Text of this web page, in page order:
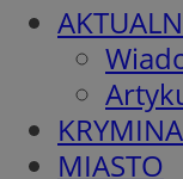
MIASTO